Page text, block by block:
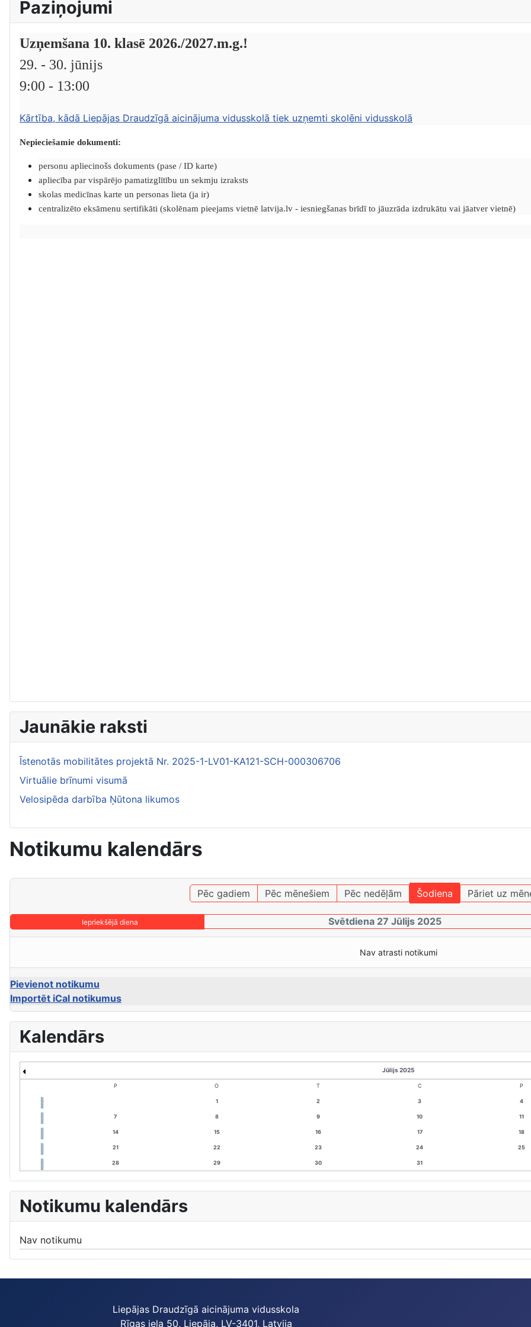
Paziņojumi
Uzņemšana 10. klasē 2026./2027.m.g.!
29. - 30. jūnijs
9:00 - 13:00
Kārtība, kādā Liepājas Draudzīgā aicinājuma vidusskolā tiek uzņemti skolēni vidusskolā
Nepieciešamie dokumenti:
personu apliecinošs dokuments (pase / ID karte)
apliecība par vispārējo pamatizglītību un sekmju izraksts
skolas medicīnas karte un personas lieta (ja ir)
centralizēto eksāmenu sertifikāti (skolēnam pieejams vietnē latvija.lv - iesniegšanas brīdī to jāuzrāda izdrukātu vai jāatver vietnē)
Jaunākie raksti
Īstenotās mobilitātes projektā Nr. 2025-1-LV01-KA121-SCH-000306706
Virtuālie brīnumi visumā
Velosipēda darbība Ņūtona likumos
Notikumu kalendārs
Pēc gadiem Pēc mēnešiem Pēc nedēļām Šodiena Pāriet uz
Iepriekšējā diena Svētdiena 27 Jūlijs 2025
Nav atrasti notikumi
Pievienot notikumu
Importēt iCal notikumus
Kalendārs
Jūlijs 2025
P O T C P
1 2 3 4
7 8 9 10 11
14 15 16 17 18
21 22 23 24 25
28 29 30 31
Notikumu kalendārs
Nav notikumu
Liepājas Draudzīgā aicinājuma vidusskola
Rīgas iela 50, Liepāja, LV-3401, Latvija